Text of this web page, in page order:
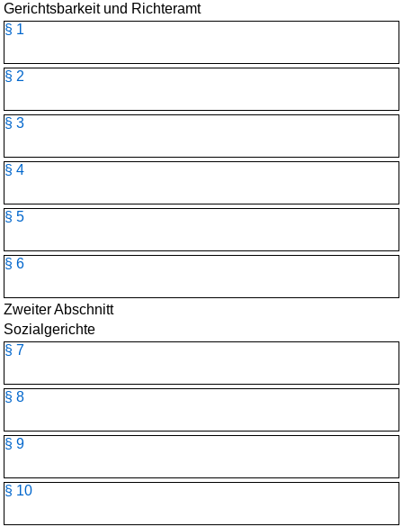
Gerichtsbarkeit und Richteramt
§ 1
§ 2
§ 3
§ 4
§ 5
§ 6
Zweiter Abschnitt
Sozialgerichte
§ 7
§ 8
§ 9
§ 10